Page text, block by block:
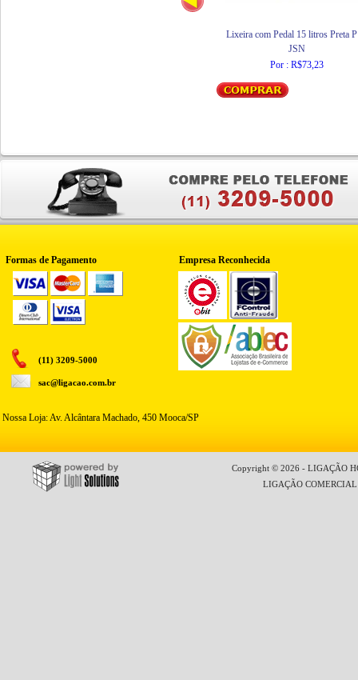
Lixeira com Pedal 15 litros Preta
JSN
Por : R$73,23
Formas de Pagamento Empresa Reconhecida
(11) 3209-5000
sac@ligacao.com.br
Nossa Loja: Av. Alcântara Machado, 450 Mooca/SP
Copyright © 2026 - LIGAÇÃO
LIGAÇÃO